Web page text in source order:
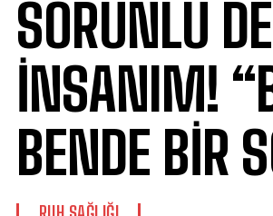
SORUNLU
İNSANIM!
BENDE BİR